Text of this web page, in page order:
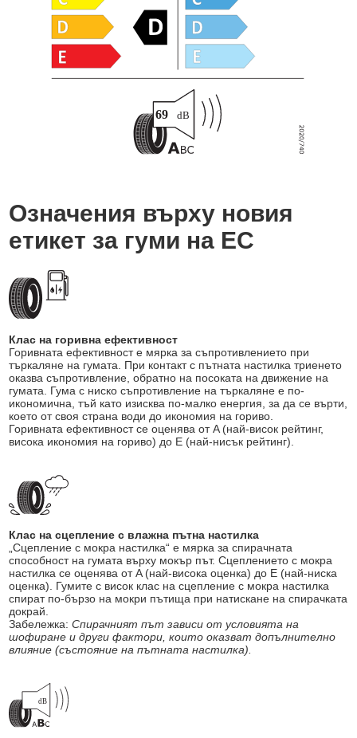
Означения върху новия
етикет за гуми на ЕС
Клас на горивна ефективност
Горивната ефективност е мярка за съпротивлението при
търкаляне на гумата. При контакт с пътната настилка триенето
оказва съпротивление, обратно на посоката на движение на
гумата. Гума с ниско съпротивление на търкаляне е по-
икономична, тъй като изисква по-малко енергия, за да се върти,
което от своя страна води до икономия на гориво.
Горивната ефективност се оценява от A (най-висок рейтинг,
висока икономия на гориво) до E (най-нисък рейтинг).
Клас на сцепление с влажна пътна настилка
„Сцепление с мокра настилка“ е мярка за спирачната
способност на гумата върху мокър път. Сцеплението с мокра
настилка се оценява от A (най-висока оценка) до E (най-ниска
оценка). Гумите с висок клас на сцепление с мокра настилка
спират по-бързо на мокри пътища при натискане на спирачката
докрай.
Забележка:Спирачният път зависи от условията на
шофиране и други фактори, които оказват допълнително
влияние (състояние на пътната настилка).